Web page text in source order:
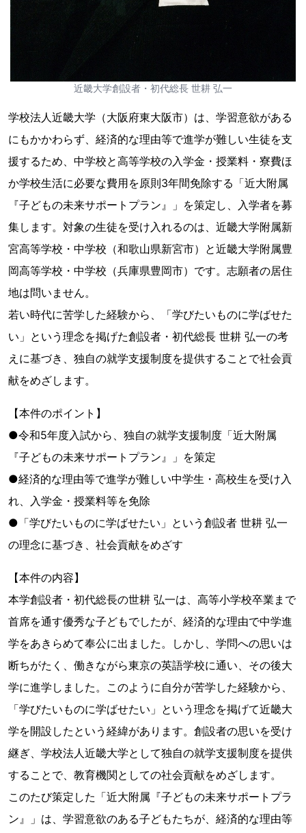
近畿大学創設者・初代総長 世耕 弘一
学校法人近畿大学（大阪府東大阪市）は、学習意欲がある
にもかかわらず、経済的な理由等で進学が難しい生徒を支
援するため、中学校と高等学校の入学金・授業料・寮費ほ
か学校生活に必要な費用を原則3年間免除する「近大附属
『子どもの未来サポートプラン』」を策定し、入学者を募
集します。対象の生徒を受け入れるのは、近畿大学附属新
宮高等学校・中学校（和歌山県新宮市）と近畿大学附属豊
岡高等学校・中学校（兵庫県豊岡市）です。志願者の居住
地は問いません。
若い時代に苦学した経験から、「学びたいものに学ばせた
い」という理念を掲げた創設者・初代総長 世耕 弘一の考
えに基づき、独自の就学支援制度を提供することで社会貢
献をめざします。
【本件のポイント】
●令和5年度入試から、独自の就学支援制度「近大附属
『子どもの未来サポートプラン』」を策定
●経済的な理由等で進学が難しい中学生・高校生を受け入
れ、入学金・授業料等を免除
●「学びたいものに学ばせたい」という創設者 世耕 弘一
の理念に基づき、社会貢献をめざす
【本件の内容】
本学創設者・初代総長の世耕 弘一は、高等小学校卒業まで
首席を通す優秀な子どもでしたが、経済的な理由で中学進
学をあきらめて奉公に出ました。しかし、学問への思いは
断ちがたく、働きながら東京の英語学校に通い、その後大
学に進学しました。このように自分が苦学した経験から、
「学びたいものに学ばせたい」という理念を掲げて近畿大
学を開設したという経緯があります。創設者の思いを受け
継ぎ、学校法人近畿大学として独自の就学支援制度を提供
することで、教育機関としての社会貢献をめざします。
このたび策定した「近大附属『子どもの未来サポートプラ
ン』」は、学習意欲のある子どもたちが、経済的な理由等